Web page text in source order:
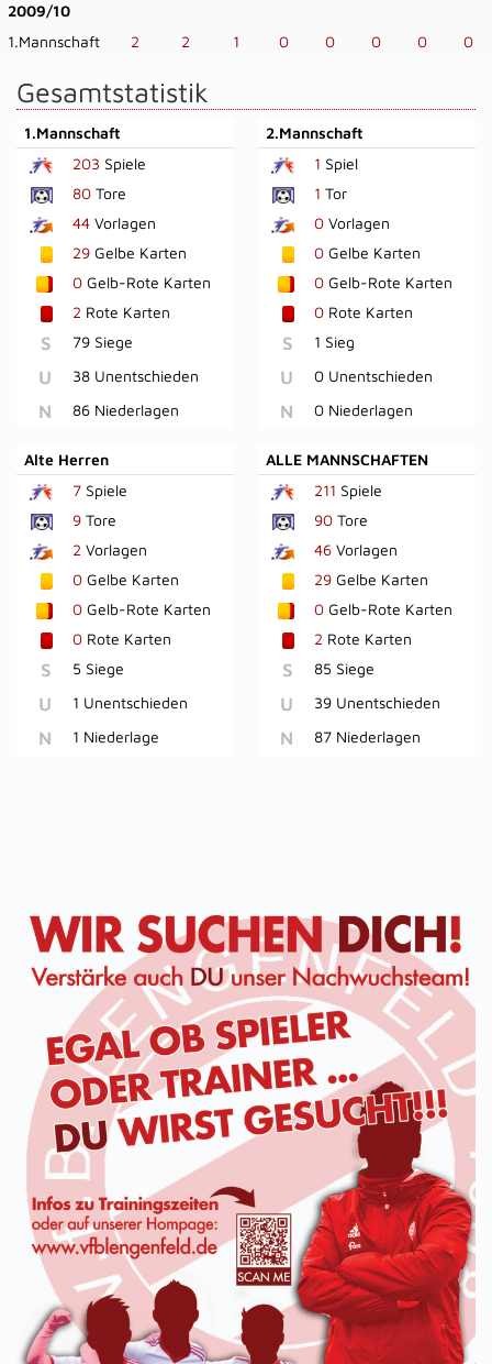
2009/10
1.Mannschaft
2 2 1 0 0 0 0 0
Gesamtstatistik
1.Mannschaft
203 Spiele
80 Tore
44 Vorlagen
29 Gelbe Karten
0 Gelb-Rote Karten
2 Rote Karten
S 79 Siege
U 38 Unentschieden
N 86 Niederlagen
2.Mannschaft
1 Spiel
1 Tor
0Vorlagen
0Gelbe Karten
0Gelb-Rote Karten
0Rote Karten
S 1 Sieg
U 0 Unentschieden
N 0 Niederlagen
Alte Herren
7 Spiele
9 Tore
2 Vorlagen
0 Gelbe Karten
0 Gelb-Rote Karten
0 Rote Karten
S 5 Siege
U 1 Unentschieden
N 1 Niederlage
ALLE MANNSCHAFTEN
211 Spiele
90Tore
46Vorlagen
29Gelbe Karten
0Gelb-Rote Karten
2 Rote Karten
S 85 Siege
U 39 Unentschieden
N 87 Niederlagen